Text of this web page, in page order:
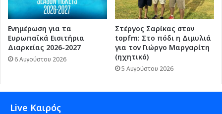
Ενημέρωση για τα
Ευρωπαϊκά Εισιτήρια
Διαρκείας 2026-2027
6 Αυγούστου 2026
Στέργος Σαρίκας στον
topfm: Στο πόδι η Διμυλιά
για τον Γιώργο Μαργαρίτη
(ηχητικό)
5 Αυγούστου 2026
Live Καιρός